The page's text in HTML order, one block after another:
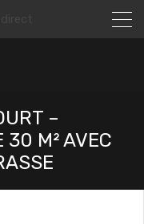
–
30 M² AVEC